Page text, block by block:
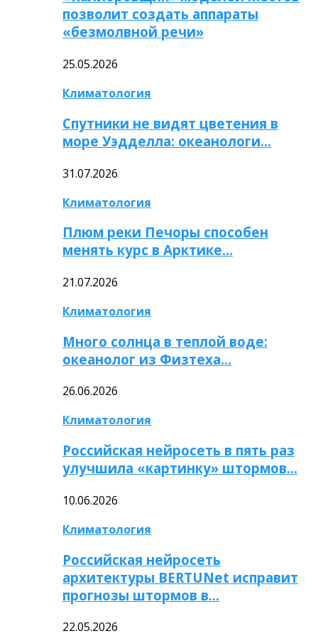
позволит создать аппараты
«безмолвной речи»
25.05.2026
Климатология
Спутники не видят цветения в
море Уэдделла: океанологи…
31.07.2026
Климатология
Плюм реки Печоры способен
менять курс в Арктике…
21.07.2026
Климатология
Много солнца в теплой воде:
океанолог из Физтеха…
26.06.2026
Климатология
Российская нейросеть в пять раз
улучшила «картинку» штормов…
10.06.2026
Климатология
Российская нейросеть
архитектуры BERTUNet исправит
прогнозы штормов в…
22.05.2026